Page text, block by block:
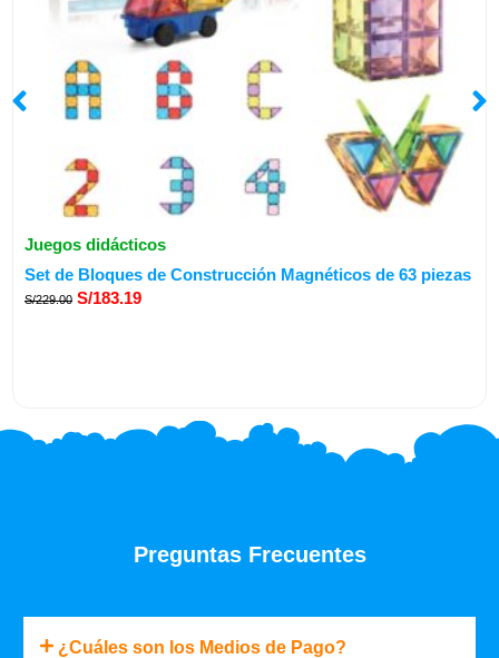
Juegos didácticos
Set de Bloques de Construcción Magnéticos de 63 piezas
S/229.00
El
precio
original
S/183.19
El
precio
Preguntas Frecuentes
¿Cuáles son los Medios de Pago?